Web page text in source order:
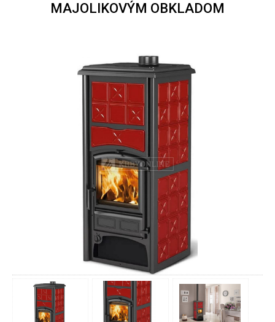
MAJOLIKOVÝM OBKLADOM